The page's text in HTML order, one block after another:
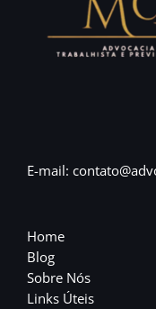
E-mail:
Home
Blog
Sobre Nós
Links Úteis